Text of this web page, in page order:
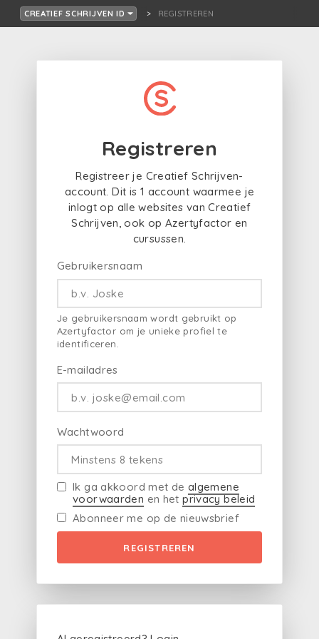
CREATIEF SCHRIJVEN ID REGISTREREN
Registreren
Registreer je Creatief Schrijven-
account. Dit is 1 account waarmee je
inlogt op alle websites van Creatief
Schrijven, ook op Azertyfactor en
cursussen.
Gebruikersnaam
Je gebruikersnaam wordt gebruikt op
Azertyfactor om je unieke profiel te
identificeren.
E-mailadres
Wachtwoord
Ik ga akkoord met de algemene
voorwaarden en hetprivacy beleid
Abonneer me op de nieuwsbrief
REGISTREREN